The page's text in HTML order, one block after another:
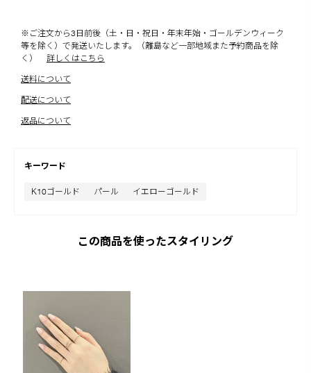
※ご注文から3日前後（土・日・祝日・年末年始・ゴールデンウィーク
等を除く）で発送いたします。（離島など一部地域また予約商品を除
く）
詳しくはこちら
送料について
配送について
返品について
キーワード
K10ゴールド パール イエローゴールド
この商品を使ったスタイリング